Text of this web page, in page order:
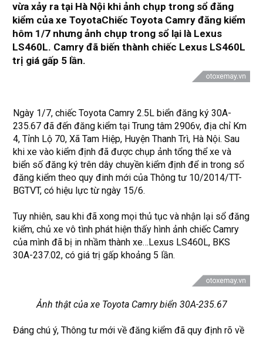
vừa xảy ra tại Hà Nội khi ảnh chụp trong sổ đăng
kiểm của xe ToyotaChiếc Toyota Camry đăng kiểm
hôm 1/7 nhưng ảnh chụp trong sổ lại là Lexus
LS460L. Camry đã biến thành chiếc Lexus LS460L
trị giá gấp 5 lần.
Ngày 1/7, chiếc Toyota Camry 2.5L biển đăng ký 30A-
235.67 đã đến đăng kiểm tại Trung tâm 2906v, địa chỉ Km
4, Tỉnh Lộ 70, Xã Tam Hiệp, Huyện Thanh Trì, Hà Nội. Sau
khi xe vào kiểm định đã được chụp ảnh tổng thể xe và
biển số đăng ký trên dây chuyền kiểm định để in trong sổ
đăng kiểm theo quy đinh mới của Thông tư 10/2014/TT-
BGTVT, có hiệu lực từ ngày 15/6.
Tuy nhiên, sau khi đã xong mọi thủ tục và nhận lại sổ đăng
kiểm, chủ xe vô tình phát hiện thấy hình ảnh chiếc Camry
của mình đã bị in nhầm thành xe…Lexus LS460L, BKS
30A-237.02, có giá trị gấp khoảng 5 lần.
Ảnh thật của xe Toyota Camry biển 30A-235.67
Đáng chú ý, Thông tư mới về đăng kiểm đã quy định rõ về